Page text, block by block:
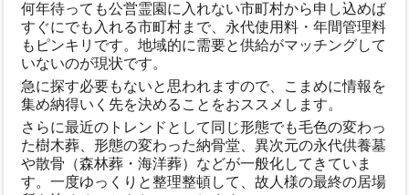
何年待っても公営霊園に入れない市町村から申し込めば
すぐにでも入れる市町村まで、永代使用料・年間管理料
もピンキリです。地域的に需要と供給がマッチングして
いないのが現状です。
急に探す必要もないと思われますので、こまめに情報を
集め納得いく先を決めることをおススメします。
さらに最近のトレンドとして同じ形態でも毛色の変わっ
た樹木葬、形態の変わった納骨堂、異次元の永代供養墓
や散骨（森林葬・海洋葬）などが一般化してきていま
す。一度ゆっくりと整理整頓して、故人様の最終の居場